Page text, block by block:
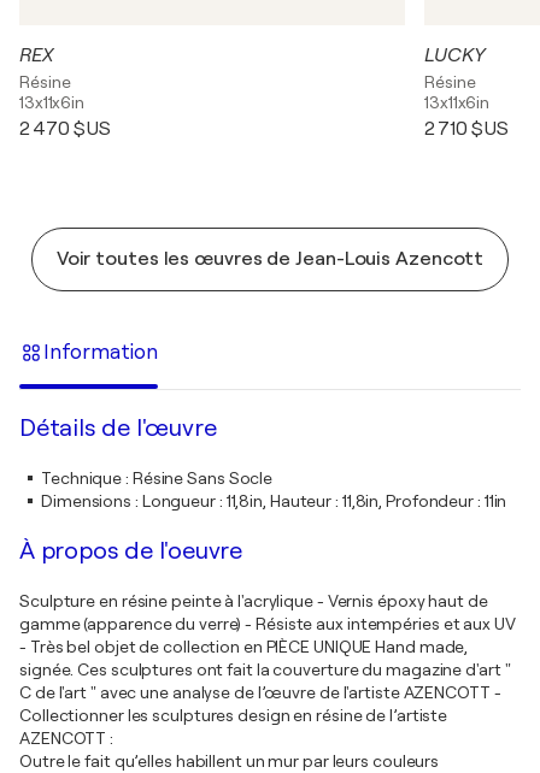
REX
Résine
13x11x6in
2 470 $US
LUCKY
Résine
13x11x6in
2 710 $US
Voir toutes les œuvres de Jean-Louis Azencott
Information
Détails de l'œuvre
Technique: Résine Sans Socle
Dimensions : Longueur : 11,8in, Hauteur : 11,8in, Profondeur : 11in
À propos de l'oeuvre
Sculpture en résine peinte à l'acrylique - Vernis époxy haut de
gamme (apparence du verre) - Résiste aux intempéries et aux UV
- Très bel objet de collection en PIÈCE UNIQUE Hand made,
signée. Ces sculptures ont fait la couverture du magazine d'art "
C de l'art " avec une analyse de l’œuvre de l'artiste AZENCOTT -
Collectionner les sculptures design en résine de l’artiste
AZENCOTT :
Outre le fait qu’elles habillent un mur par leurs couleurs